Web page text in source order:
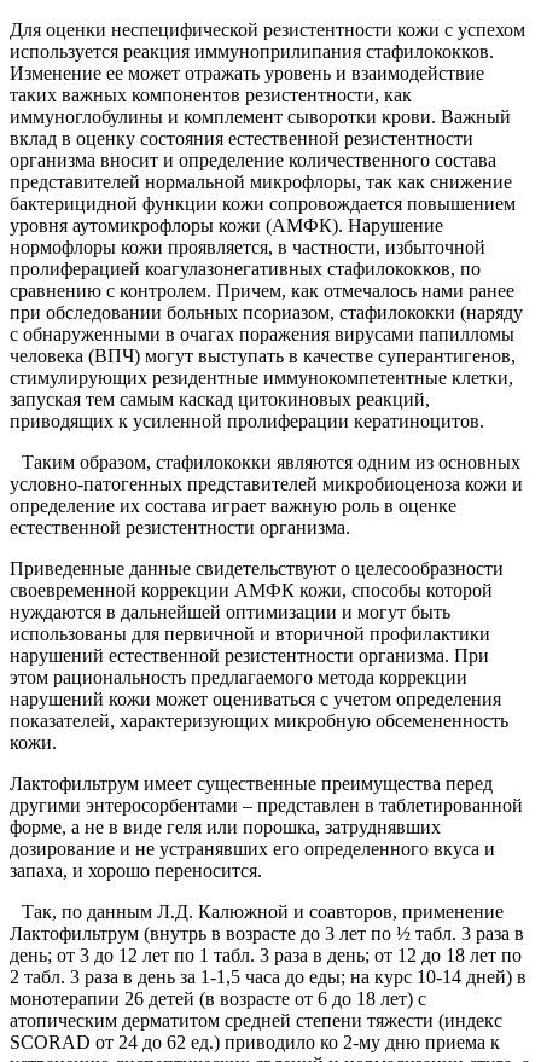
Для оценки неспецифической резистентности кожи с успехом
используется реакция иммуноприлипания стафилококков.
Изменение ее может отражать уровень и взаимодействие
таких важных компонентов резистентности, как
иммуноглобулины и комплемент сыворотки крови. Важный
вклад в оценку состояния естественной резистентности
организма вносит и определение количественного состава
представителей нормальной микрофлоры, так как снижение
бактерицидной функции кожи сопровождается повышением
уровня аутомикрофлоры кожи (АМФК). Нарушение
нормофлоры кожи проявляется, в частности, избыточной
пролиферацией коагулазонегативных стафилококков, по
сравнению с контролем. Причем, как отмечалось нами ранее
при обследовании больных псориазом, стафилококки (наряду
с обнаруженными в очагах поражения вирусами папилломы
человека (ВПЧ) могут выступать в качестве суперантигенов,
стимулирующих резидентные иммунокомпетентные клетки,
запуская тем самым каскад цитокиновых реакций,
приводящих к усиленной пролиферации кератиноцитов.
Таким образом, стафилококки являются одним из основных
условно-патогенных представителей микробиоценоза кожи и
определение их состава играет важную роль в оценке
естественной резистентности организма.
Приведенные данные свидетельствуют о целесообразности
своевременной коррекции АМФК кожи, способы которой
нуждаются в дальнейшей оптимизации и могут быть
использованы для первичной и вторичной профилактики
нарушений естественной резистентности организма. При
этом рациональность предлагаемого метода коррекции
нарушений кожи может оцениваться с учетом определения
показателей, характеризующих микробную обсемененность
кожи.
Лактофильтрум имеет существенные преимущества перед
другими энтеросорбентами – представлен в таблетированной
форме, а не в виде геля или порошка, затруднявших
дозирование и не устранявших его определенного вкуса и
запаха, и хорошо переносится.
Так, по данным Л.Д. Калюжной и соавторов, применение
Лактофильтрум (внутрь в возрасте до 3 лет по ½ табл. 3 раза в
день; от 3 до 12 лет по 1 табл. 3 раза в день; от 12 до 18 лет по
2 табл. 3 раза в день за 1-1,5 часа до еды; на курс 10-14 дней) в
монотерапии 26 детей (в возрасте от 6 до 18 лет) с
атопическим дерматитом средней степени тяжести (индекс
SCORAD от 24 до 62 ед.) приводило ко 2-му дню приема к